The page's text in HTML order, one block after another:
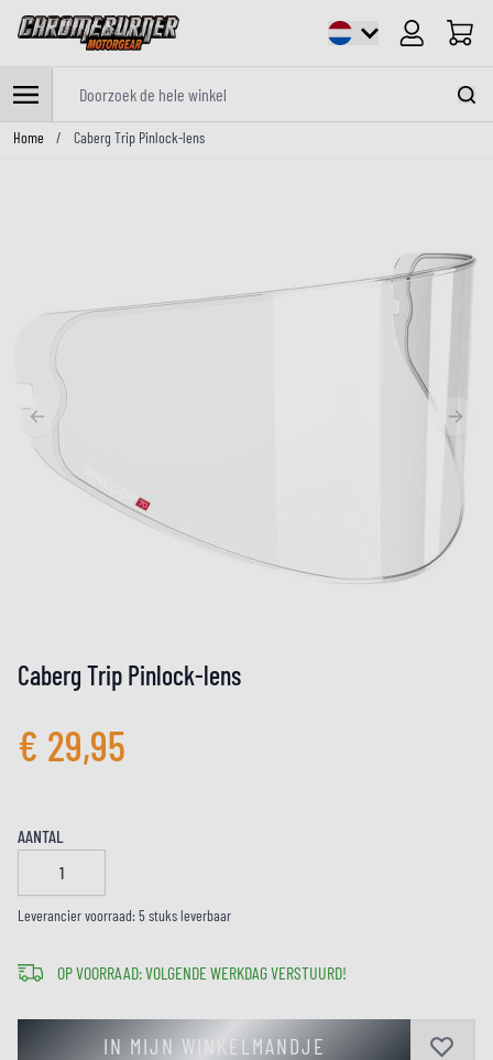
Cart
Ga naar de inhoud
Home / Caberg Trip Pinlock-lens
Caberg Trip Pinlock-lens
€ 29,95
AANTAL
Leverancier voorraad: 5 stuks leverbaar
OP VOORRAAD: VOLGENDE WERKDAG VERSTUURD!
IN MIJN WINKELMANDJE